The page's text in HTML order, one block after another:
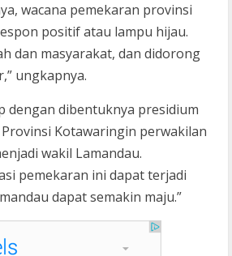
wacana pemekaran provinsi
positif atau lampu hijau.
dan masyarakat, dan didorong
ungkapnya.
dengan dibentuknya presidium
Kotawaringin perwakilan
wakil Lamandau.
pemekaran ini dapat terjadi
dapat semakin maju.”